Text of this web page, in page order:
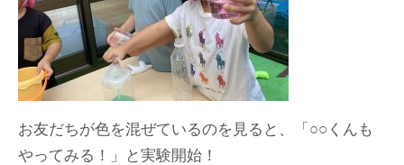
お友だちが色を混ぜているのを見ると、「○○くんも
やってみる！」と実験開始！